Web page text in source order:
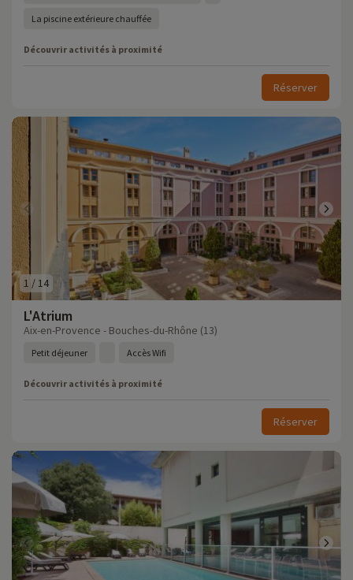
La piscine extérieure chauffée
Découvrir activités à proximité
Réserver
1 / 14
L'Atrium
Aix-en-Provence - Bouches-du-Rhône (13)
Petit déjeuner Accès Wifi
Découvrir activités à proximité
Réserver